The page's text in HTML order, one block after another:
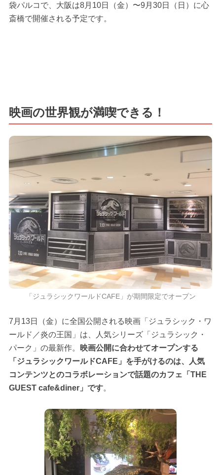
袋パルコで、大阪は8月10日（金）〜9月30日（日）に心
斎橋で開催される予定です。
映画の世界観が満喫できる！
「ジュラシックワールドCAFE」が期間限定でオープン
7月13日（金）に全国公開される映画「ジュラシック・ワ
ールド／炎の王国」は、人気シリーズ「ジュラシック・
パーク」の最新作。
映画公開に合わせてオープンする
「ジュラシックワールドCAFE」を手がけるのは、人気
コンテンツとのコラボレーションで話題のカフェ「THE
GUEST cafe&diner」です。